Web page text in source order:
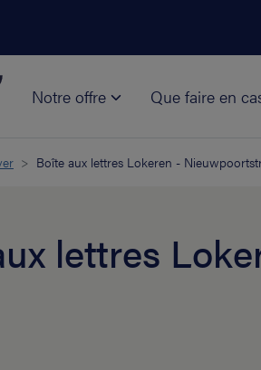
Notre offre Que faire en
Boîte aux lettres Lokeren -
lettres